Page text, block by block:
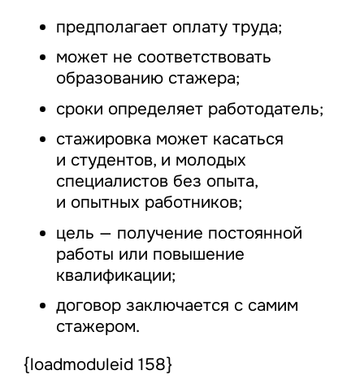
предполагает оплату труда;
может не соответствовать
образованию стажера;
сроки определяет работодатель;
стажировка может касаться
и студентов, и молодых
специалистов без опыта,
и опытных работников;
цель — получение постоянной
работы или повышение
квалификации;
договор заключается с самим
стажером.
{loadmoduleid 158}